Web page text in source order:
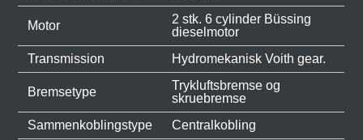
Motor
2 stk. 6 cylinder Büssing
dieselmotor
Transmission
Hydromekanisk Voith gear.
Bremsetype
Trykluftsbremse og
skruebremse
Sammenkoblingstype
Centralkobling